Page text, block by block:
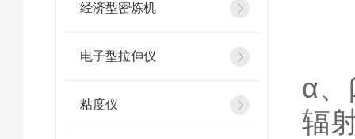
经济型密炼机
电子型拉伸仪
粘度仪
α、
辐